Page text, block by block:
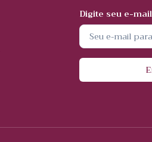
Digite seu e-